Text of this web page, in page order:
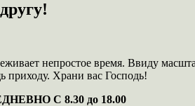
непростое время. Ввиду
приходу. Храни вас Господь!
С 8.30 до 18.00